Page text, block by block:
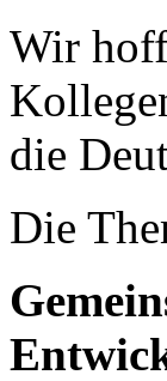
Wir
die
Die